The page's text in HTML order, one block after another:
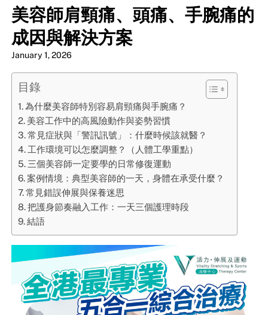
美容師肩頸痛、頭痛、手腕痛的
成因與解決方案
January 1, 2026
目錄
為什麼美容師特別容易肩頸痛與手腕痛？
美容工作中的高風險動作與姿勢習慣
常見症狀與「警訊訊號」：什麼時候該就醫？
工作環境可以怎麼調整？（人體工學重點）
三個美容師一定要學的日常修復運動
案例情境：典型美容師的一天，身體在承受什麼？
常見錯誤伸展與保養迷思
把護身節奏融入工作：一天三個護理時段
結語